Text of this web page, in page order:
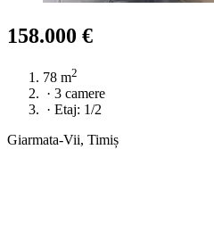
158.000 €
78 m2
· 3 camere
· Etaj: 1/2
Giarmata-Vii, Timiș